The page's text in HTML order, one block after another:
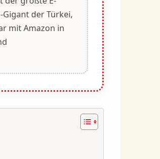
Gigant der Türkei,
mit Amazon in